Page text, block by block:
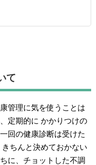
て
管理に気を使うことは
定期的に かかりつけの
回の健康診断は受けた
ちんと決めておかない
に、チョットした不調